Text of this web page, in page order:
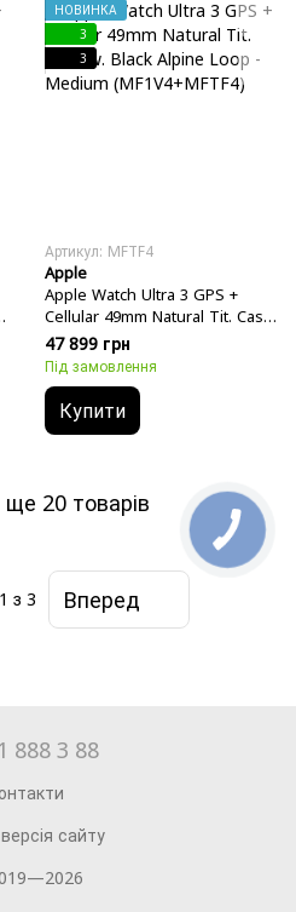
НОВИНКА
3
3
Артикул: MFTF4
Apple
Apple Watch Ultra 3 GPS +
Cellular 49mm Natural Tit. Case
w. Black Alpine Loop - Medium
(MF1V4+MFTF4)
47 899 грн
Під замовлення
Купити
20 товарів
1 з 3 Вперед
888 3 88
сайту